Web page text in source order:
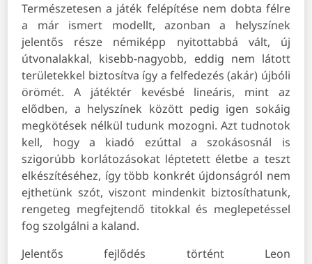
Természetesen a játék felépítése nem dobta félre
a már ismert modellt, azonban a helyszínek
jelentős része némiképp nyitottabbá vált, új
útvonalakkal, kisebb-nagyobb, eddig nem látott
területekkel biztosítva így a felfedezés (akár) újbóli
örömét. A játéktér kevésbé lineáris, mint az
elődben, a helyszínek között pedig igen sokáig
megkötések nélkül tudunk mozogni. Azt tudnotok
kell, hogy a kiadó ezúttal a szokásosnál is
szigorúbb korlátozásokat léptetett életbe a teszt
elkészítéséhez, így több konkrét újdonságról nem
ejthetünk szót, viszont mindenkit biztosíthatunk,
rengeteg megfejtendő titokkal és meglepetéssel
fog szolgálni a kaland.
Jelentős fejlődés történt Leon